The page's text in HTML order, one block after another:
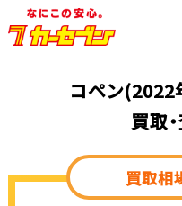
コペン
買取
買取相